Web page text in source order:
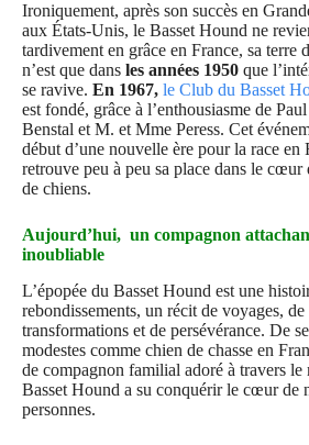
Ironiquement, après son succès en
aux États-Unis, le Basset Hound ne
tardivement en grâce en France, sa terre
n’est que dans les années 1950 que
se ravive. En 1967, le Club du Basset
est fondé, grâce à l’enthousiasme de
Benstal et M. et Mme Peress. Cet
début d’une nouvelle ère pour la race en
retrouve peu à peu sa place dans le cœur
de chiens.
Aujourd’hui, un compagnon
inoubliable
L’épopée du Basset Hound est une
rebondissements, un récit de voyages, de
transformations et de persévérance. De
modestes comme chien de chasse en
de compagnon familial adoré à travers le
Basset Hound a su conquérir le cœur de
personnes.